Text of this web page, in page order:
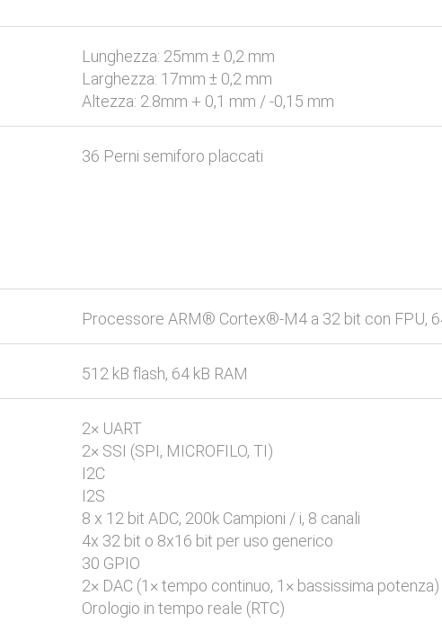
Lunghezza: 25mm ± 0,2 mm
Larghezza: 17mm ± 0,2 mm
Altezza: 2.8mm + 0,1 mm / -0,15 mm
36 Perni semiforo placcati
Processore ARM® Cortex®-M4 a 32 bit con FPU,
512 kB flash, 64 kB RAM
2× UART
2× SSI (SPI, MICROFILO, TI)
I2C
I2S
8 x 12 bit ADC, 200k Campioni / i, 8 canali
4x 32 bit o 8x16 bit per uso generico
30 GPIO
2× DAC (1× tempo continuo, 1× bassissima potenza)
Orologio in tempo reale (RTC)